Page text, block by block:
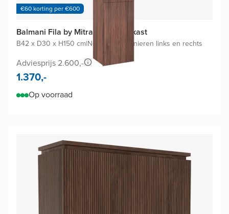
€60 korting per €600
Balmani Fila by Mitra badkamerkast
B42 x D30 x H150 cm|Notelaar Scharnieren links en rechts
Adviesprijs 2.600,-
1.370,-
Op voorraad